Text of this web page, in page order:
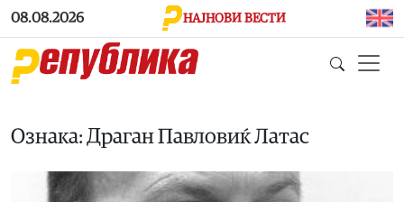
Skip to main content
08.08.2026 НАЈНОВИ ВЕСТИ
Ознака: Драган Павловиќ Латас